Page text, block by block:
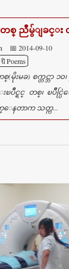
စ္ ညီမွ်ျခင္း
📅 2014-09-10
🔖Poems
မခ) စက္တင္ဘာ ၁၀
ပိဳင္ရင္ တစ္၊ ၿပိဳင္ပ
ေနတာက သတ္က...